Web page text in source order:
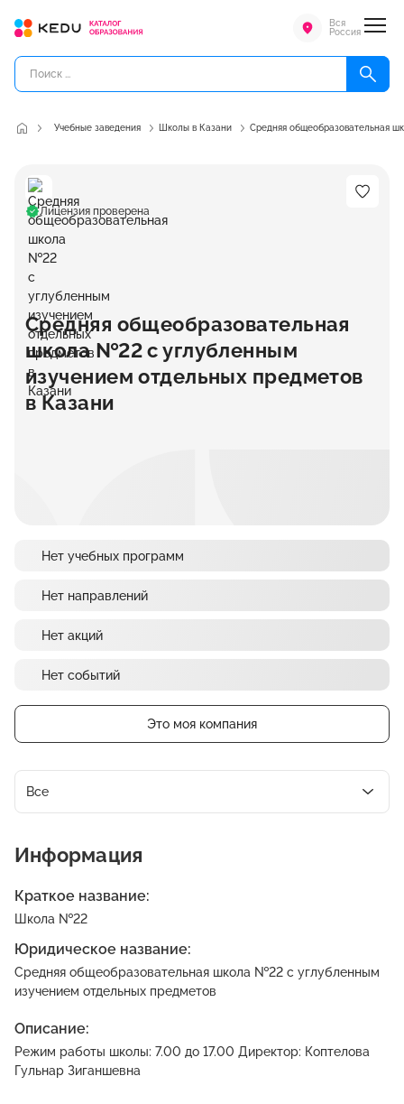
Вся
Россия
Учебные заведения Школы в Казани Средняя общеобразовательная
Лицензия проверена
Средняя общеобразовательная
школа №22 с углубленным
изучением отдельных предметов
в Казани
Нет учебных программ
Нет направлений
Нет акций
Нет событий
Это моя компания
Все
Информация
Краткое название:
Школа №22
Юридическое название:
Средняя общеобразовательная школа №22 с углубленным
изучением отдельных предметов
Описание:
Режим работы школы: 7.00 до 17.00 Директор: Коптелова
Гульнар Зиганшевна